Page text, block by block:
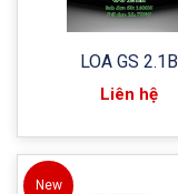
LOA GS 2.1B
Liên hệ
New